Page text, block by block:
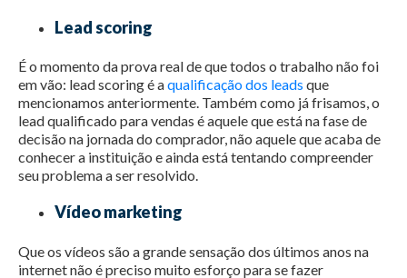
Lead scoring
É o momento da prova real de que todos o trabalho não foi
em vão: lead scoring é aqualificação dos leads que
mencionamos anteriormente. Também como já frisamos, o
lead qualificado para vendas é aquele que está na fase de
decisão na jornada do comprador, não aquele que acaba de
conhecer a instituição e ainda está tentando compreender
seu problema a ser resolvido.
Vídeo marketing
Que os vídeos são a grande sensação dos últimos anos na
internet não é preciso muito esforço para se fazer